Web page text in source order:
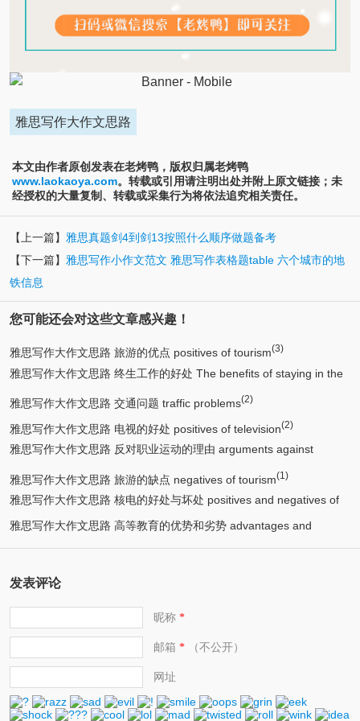
雅思写作大作文思路
本文由作者原创发表在老烤鸭，版权归属老烤鸭
www.laokaoya.com。转载或引用请注明出处并附上原文链接；未
经授权的大量复制、转载或采集行为将依法追究相关责任。
【上一篇】 雅思真题剑4到剑13按照什么顺序做题备考
【下一篇】 雅思写作小作文范文 雅思写作表格题table 六个城市的地
铁信息
您可能还会对这些文章感兴趣！
雅思写作大作文思路 旅游的优点 positives of tourism(3)
雅思写作大作文思路 终生工作的好处 The benefits of staying in the
same job for life(2)
雅思写作大作文思路 交通问题 traffic problems(2)
雅思写作大作文思路 电视的好处 positives of television(2)
雅思写作大作文思路 反对职业运动的理由 arguments against
professional or competitive sport
雅思写作大作文思路 旅游的缺点 negatives of tourism(1)
雅思写作大作文思路 核电的好处与坏处 positives and negatives of
nuclear power(1)
雅思写作大作文思路 高等教育的优势和劣势 advantages and
(1)
发表评论
昵称*
邮箱 *（不公开）
网址